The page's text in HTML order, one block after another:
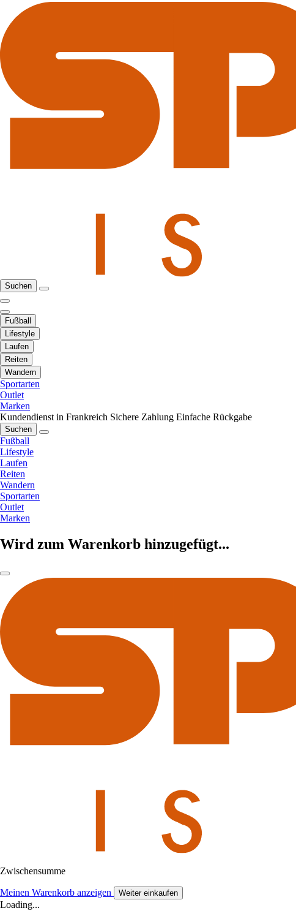
Suchen
Fußball
Lifestyle
Laufen
Reiten
Wandern
Sportarten
Outlet
Marken
Kundendienst in Frankreich Sichere Zahlung Einfache Rückgabe
Suchen
Fußball
Lifestyle
Laufen
Reiten
Wandern
Sportarten
Outlet
Marken
Wird zum Warenkorb hinzugefügt...
Zwischensumme
Meinen Warenkorb anzeigen Weiter einkaufen
Loading...